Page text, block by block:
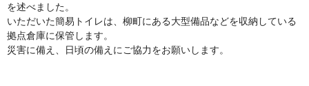
を述べました。
いただいた簡易トイレは、柳町にある大型備品などを収納している
拠点倉庫に保管します。
災害に備え、日頃の備えにご協力をお願いします。